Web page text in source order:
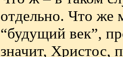
отдельно. Что же
“будущий век”,
значит, Христос,